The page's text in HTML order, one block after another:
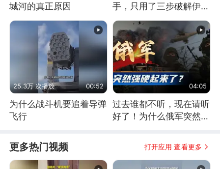
城河的真正原因
手，只用了三步破解伊朗
防空
25.3万 次播放 00:52
为什么战斗机要追着导弹
飞行
04:05
过去谁都不听，现在请听
好了！为什么俄军突然强
更多热门视频 打开应用 查看更多